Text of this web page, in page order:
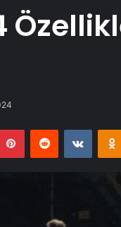
PinterestReddit